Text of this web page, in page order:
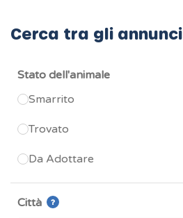
Cerca tra gli annunci
Stato dell'animale
Smarrito
Trovato
Da Adottare
Città